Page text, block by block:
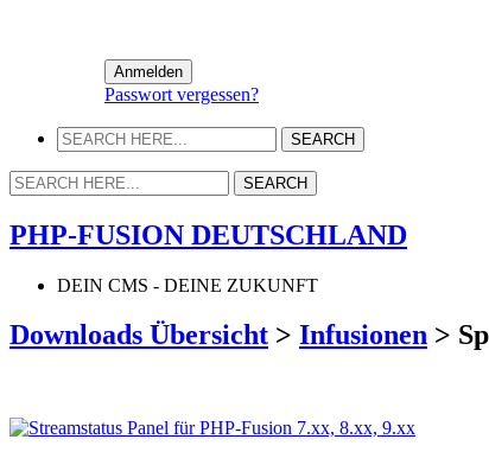
Passwort vergessen?
PHP-FUSION DEUTSCHLAND
DEIN CMS - DEINE ZUKUNFT
Downloads Übersicht > Infusionen >